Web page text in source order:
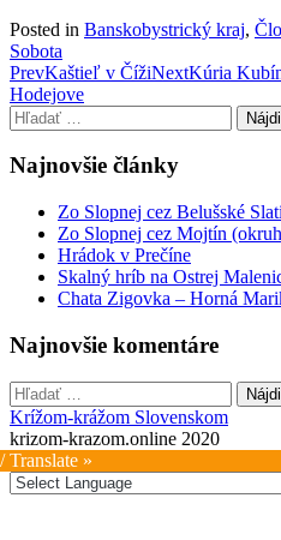
Posted in Banskobystrický kraj,
Sobota
Post
navigation
PrevKaštieľ v ČížiNextKúria
Hodejove
Hľadať:
Najnovšie články
Zo Slopnej cez Belušské
Zo Slopnej cez Mojtín
Hrádok v Prečíne
Skalný hríb na Ostrej
Chata Zigovka – Horná
Najnovšie komentáre
Hľadať:
Krížom-krážom Slovenskom
krizom-krazom.online 2020
Translate »